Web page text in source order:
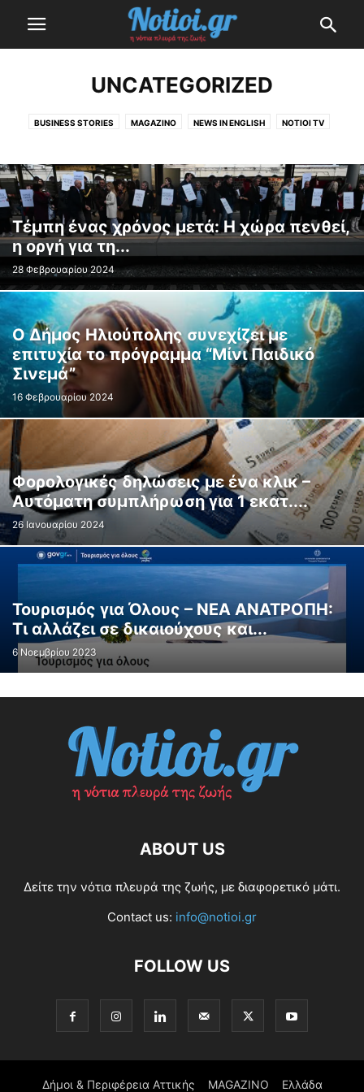
UNCATEGORIZED
BUSINESS STORIES MAGAZINO NEWS IN ENGLISH NOTIOI TV
Η ΕΠΕΝΔΥΣΗ ΤΟΥ ΕΛΛΗΝΙΚΟΥ ΚΟΡΟΝΟΪΌΣ (ΣΥΝΕΧΉΣ ΕΝΗΜΈΡΩΣΗ)
ΚΌΣΜΟΣ ΜΙΚΡΈΣ ΙΣΤΟΡΊΕΣ ΟΙ ΔΉΜΟΙ ΜΑΣ ΤΕΧΝΟΛΟΓΊΑ
ΥΓΕΊΑ & ΟΜΟΡΦΙΆ
Τέμπη ένας χρόνος μετά: Η χώρα πενθεί,
η οργή για τη...
28 Φεβρουαρίου 2024
Ο Δήμος Ηλιούπολης συνεχίζει με
επιτυχία το πρόγραμμα “Μίνι Παιδικό
Σινεμά”
16 Φεβρουαρίου 2024
Φορολογικές δηλώσεις με ένα κλικ –
Αυτόματη συμπλήρωση για 1 εκατ....
26 Ιανουαρίου 2024
Τουρισμός για Όλους – ΝΕΑ ΑΝΑΤΡΟΠΗ:
Τι αλλάζει σε δικαιούχους και...
6 Νοεμβρίου 2023
ABOUT US
Δείτε την νότια πλευρά της ζωής, με διαφορετικό μάτι.
Contact us: info@notioi.gr
FOLLOW US
Δήμοι & Περιφέρεια Αττικής MAGAZINO Ελλάδα